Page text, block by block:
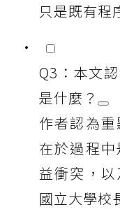
只是既有程
Q3：本文
是什麼？
作者認為
在於過程
益衝突，
國立大學校